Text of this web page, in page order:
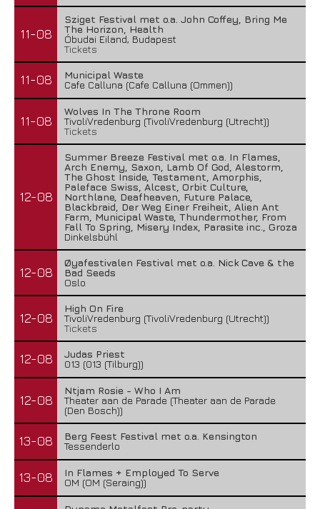
11-08
Sziget Festival met o.a. John Coffey, Bring Me
The Horizon, Health
Óbudai Eiland, Budapest
Tickets
11-08
Municipal Waste
Cafe Calluna (Cafe Calluna (Ommen))
11-08
Wolves In The Throne Room
TivoliVredenburg (TivoliVredenburg (Utrecht))
Tickets
12-08
Summer Breeze Festival met o.a. In Flames,
Arch Enemy, Saxon, Lamb Of God, Alestorm,
The Ghost Inside, Testament, Amorphis,
Paleface Swiss, Alcest, Orbit Culture,
Northlane, Deafheaven, Future Palace,
Blackbraid, Der Weg Einer Freiheit, Alien Ant
Farm, Municipal Waste, Thundermother, From
Fall To Spring, Misery Index, Parasite inc., Groza
Dinkelsbühl
12-08
Øyafestivalen Festival met o.a. Nick Cave & the
Bad Seeds
Oslo
12-08
High On Fire
TivoliVredenburg (TivoliVredenburg (Utrecht))
Tickets
12-08
Judas Priest
013 (013 (Tilburg))
12-08
Ntjam Rosie - Who I Am
Theater aan de Parade (Theater aan de Parade
(Den Bosch))
13-08
Berg Feest Festival met o.a. Kensington
Tessenderlo
13-08
In Flames + Employed To Serve
OM (OM (Seraing))